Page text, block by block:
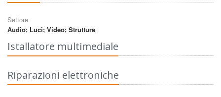
Settore
Audio; Luci; Video; Strutture
Istallatore multimediale
Riparazioni elettroniche